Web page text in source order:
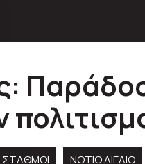
ΣΤΑΘΜΟΊ ΝΟΤΙΟ ΑΙΓΑΙΟ